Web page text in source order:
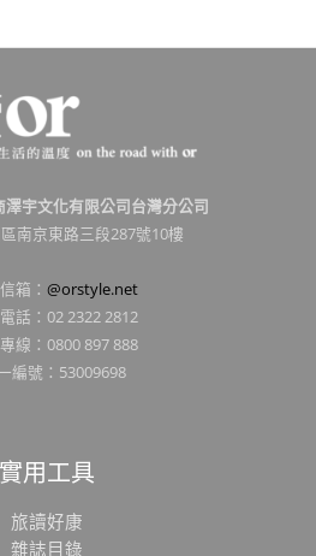
宇文化有限公司台灣分公司
南京東路三段287號10樓
箱： @orstyle.net
話：02 2322 2812
線：0800 897 888
編號：53009698
實用工具
旅讀好康
雜誌目錄